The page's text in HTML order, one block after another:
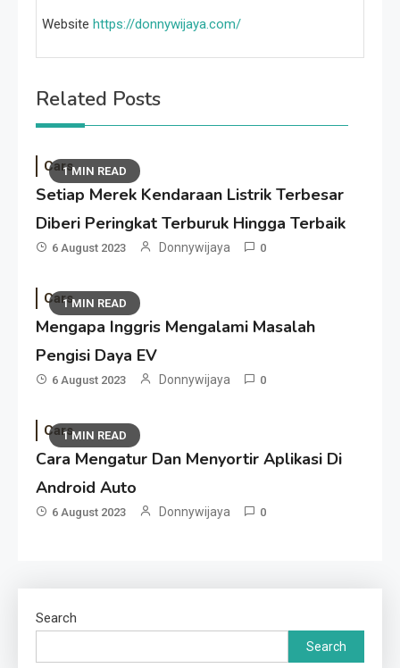
Website https://donnywijaya.com/
Related Posts
1 MIN READ
Cars
Setiap Merek Kendaraan Listrik Terbesar
Diberi Peringkat Terburuk Hingga Terbaik
6 August 2023 Donnywijaya 0
1 MIN READ
Cars
Mengapa Inggris Mengalami Masalah
Pengisi Daya EV
6 August 2023 Donnywijaya 0
1 MIN READ
Cars
Cara Mengatur Dan Menyortir Aplikasi Di
Android Auto
6 August 2023 Donnywijaya 0
Search
Search